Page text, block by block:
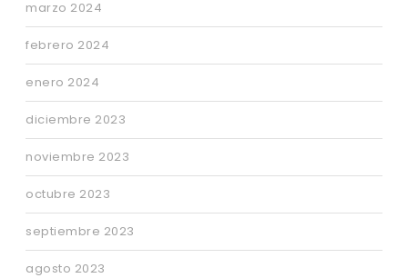
marzo 2024
febrero 2024
enero 2024
diciembre 2023
noviembre 2023
octubre 2023
septiembre 2023
agosto 2023